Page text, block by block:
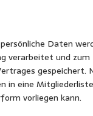
Daten
verarbeitet und zum
gespeichert.
in eine
vorliegen kann.